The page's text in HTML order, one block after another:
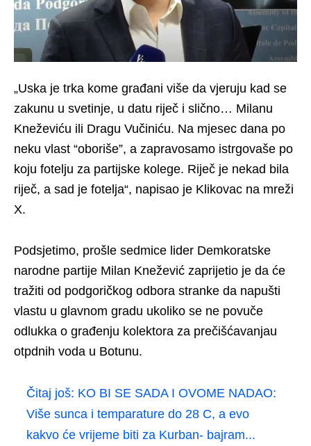
„Uska je trka kome građani više da vjeruju kad se
zakunu u svetinje, u datu riječ i slično… Milanu
Kneževiću ili Dragu Vučiniću. Na mjesec dana po
neku vlast “oboriše”, a zapravosamo istrgovaše po
koju fotelju za partijske kolege. Riječ je nekad bila
riječ, a sad je fotelja“, napisao je Klikovac na mreži
X.
Podsjetimo, prošle sedmice lider Demkoratske
narodne partije Milan Knežević zaprijetio je da će
tražiti od podgoričkog odbora stranke da napušti
vlastu u glavnom gradu ukoliko se ne povuče
odlukka o građenju kolektora za prečišćavanjau
otpdnih voda u Botunu.
Čitaj još: KO BI SE SADA I OVOME NADAO:
Više sunca i temparature do 28 C, a evo
kakvo će vrijeme biti za Kurban- bajram...